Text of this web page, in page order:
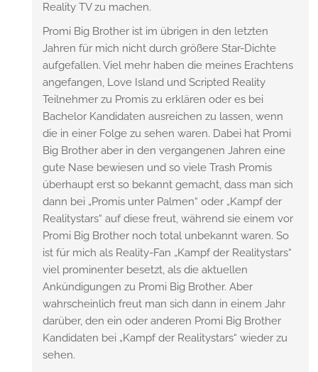
Reality TV zu machen.
Promi Big Brother ist im übrigen in den letzten
Jahren für mich nicht durch größere Star-Dichte
aufgefallen. Viel mehr haben die meines Erachtens
angefangen, Love Island und Scripted Reality
Teilnehmer zu Promis zu erklären oder es bei
Bachelor Kandidaten ausreichen zu lassen, wenn
die in einer Folge zu sehen waren. Dabei hat Promi
Big Brother aber in den vergangenen Jahren eine
gute Nase bewiesen und so viele Trash Promis
überhaupt erst so bekannt gemacht, dass man sich
dann bei „Promis unter Palmen“ oder „Kampf der
Realitystars“ auf diese freut, während sie einem vor
Promi Big Brother noch total unbekannt waren. So
ist für mich als Reality-Fan „Kampf der Realitystars“
viel prominenter besetzt, als die aktuellen
Ankündigungen zu Promi Big Brother. Aber
wahrscheinlich freut man sich dann in einem Jahr
darüber, den ein oder anderen Promi Big Brother
Kandidaten bei „Kampf der Realitystars“ wieder zu
sehen.